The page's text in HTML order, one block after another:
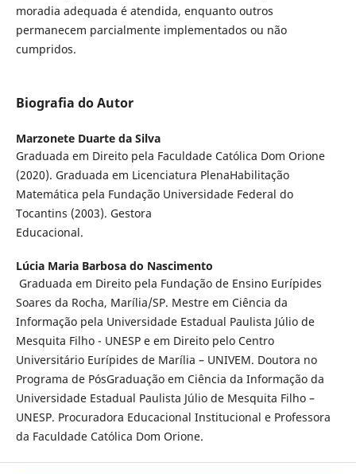
moradia adequada é atendida, enquanto outros
permanecem parcialmente implementados ou não
cumpridos.
Biografia do Autor
Marzonete Duarte da Silva
Graduada em Direito pela Faculdade Católica Dom Orione
(2020). Graduada em Licenciatura PlenaHabilitação
Matemática pela Fundação Universidade Federal do
Tocantins (2003). Gestora
Educacional.
Lúcia Maria Barbosa do Nascimento
Graduada em Direito pela Fundação de Ensino Eurípides
Soares da Rocha, Marília/SP. Mestre em Ciência da
Informação pela Universidade Estadual Paulista Júlio de
Mesquita Filho - UNESP e em Direito pelo Centro
Universitário Eurípides de Marília – UNIVEM. Doutora no
Programa de PósGraduação em Ciência da Informação da
Universidade Estadual Paulista Júlio de Mesquita Filho –
UNESP. Procuradora Educacional Institucional e Professora
da Faculdade Católica Dom Orione.